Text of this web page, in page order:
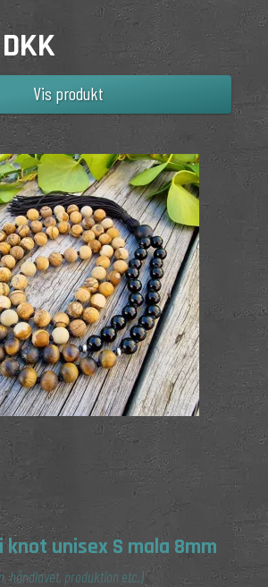
Vis produkt
unisex S mala 8mm
håndlavet, produktion etc.)